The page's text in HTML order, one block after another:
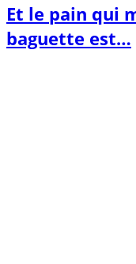
Et le pain qui
baguette est…